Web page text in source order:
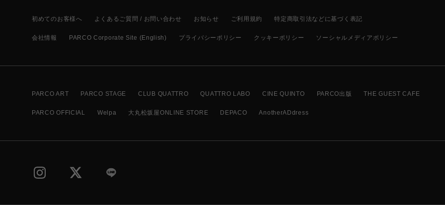
初めてのお客様へ よくあるご質問 / お問い合わせ お知らせ ご利用規約 特定商取引法などに基づく表記
会社情報 PARCO Corporate Site (English) プライバシーポリシー クッキーポリシー ソーシャルメディアポリシー
PARCO ART PARCO STAGE CLUB QUATTRO QUATTRO LABO CINE QUINTO PARCO出版 THE GUEST CAFE
PARCO OFFICIAL Welpa 大丸松坂屋ONLINE STORE DEPACO AnotherADdress